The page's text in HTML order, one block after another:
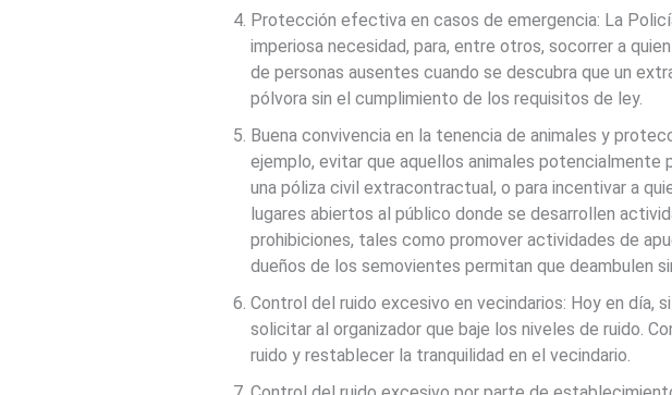
Protección efectiva en casos de emergencia: La
imperiosa necesidad, para, entre otros, socorrer a
de personas ausentes cuando se descubra que un
pólvora sin el cumplimiento de los requisitos de ley.
Buena convivencia en la tenencia de animales y
ejemplo, evitar que aquellos animales potencialmente
una póliza civil extracontractual, o para incentivar a
lugares abiertos al público donde se desarrollen
prohibiciones, tales como promover actividades de
dueños de los semovientes permitan que deambulen
Control del ruido excesivo en vecindarios: Hoy en día,
solicitar al organizador que baje los niveles de ruido.
ruido y restablecer la tranquilidad en el vecindario.